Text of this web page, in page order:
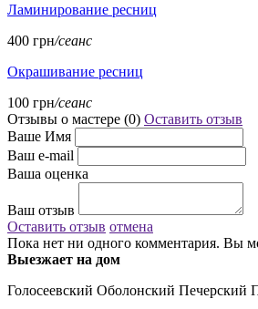
Ламинирование ресниц
400 грн/сеанс
Окрашивание ресниц
100 грн/сеанс
Отзывы о мастере (0) Оставить отзыв
Ваше Имя
Ваш e-mail
Ваша оценка
Ваш отзыв
Оставить отзыв отмена
Пока нет ни одного комментария. Вы
Выезжает на дом
Голосеевский Оболонский